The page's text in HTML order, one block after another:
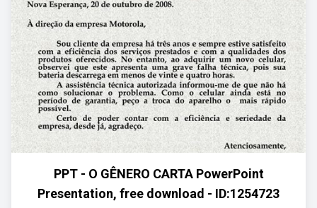
PPT - O GÊNERO CARTA PowerPoint
Presentation, free download - ID:1254723